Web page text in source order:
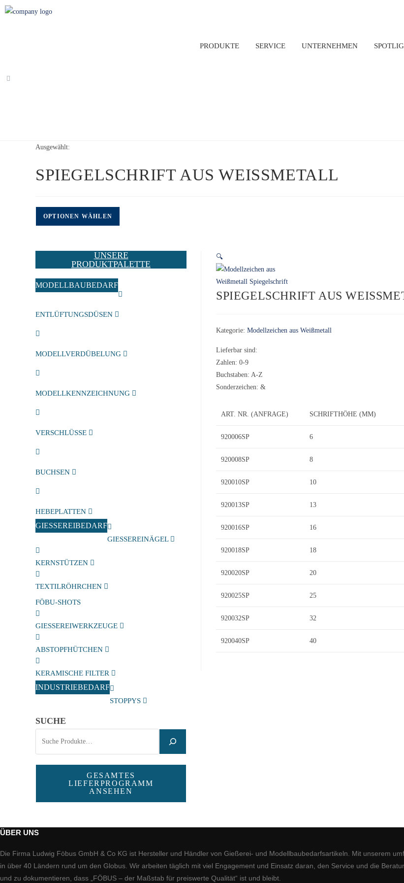
Zum
PRODUKTE SERVICE UNTERNEHMEN
Ausgewählt:
SPIEGELSCHRIFT AUS WEISSMETALL
OPTIONEN WÄHLEN
🔍
SPIEGELSCHRIFT AUS
Kategorie: Modellzeichen aus Weißmetall
Lieferbar sind:
Zahlen: 0-9
Buchstaben: A-Z
Sonderzeichen: &
ART. NR. (ANFRAGE) SCHRIFTHÖHE (MM)
920006SP 6
920008SP 8
920010SP 10
920013SP 13
920016SP 16
920018SP 18
920020SP 20
920025SP 25
920032SP 32
920040SP 40
UNSERE
PRODUKTPALETTE
MODELLBAUBEDARF
ENTLÜFTUNGSDÜSEN
MODELLVERDÜBELUNG
MODELLKENNZEICHNUNG
VERSCHLÜSSE
BUCHSEN
HEBEPLATTEN
GIESSEREIBEDARF
GIESSEREINÄGEL
KERNSTÜTZEN
TEXTILRÖHRCHEN
FÖBU-SHOTS
GIESSEREIWERKZEUGE
ABSTOPFHÜTCHEN
KERAMISCHE FILTER
INDUSTRIEBEDARF
STOPPYS
SUCHE
GESAMTES
LIEFERPROGRAMM
ANSEHEN
ÜBER UNS
Die Firma Ludwig Föbus GmbH & Co KG ist Hersteller und Händler von Gießerei- und Modellbaubedarfsartikeln. Mit unserem
in über 40 Ländern rund um den Globus. Wir arbeiten täglich mit viel Engagement und Einsatz daran, den Service und die
und zu dokumentieren, dass „FÖBUS – der Maßstab für preiswerte Qualität“ ist und bleibt.